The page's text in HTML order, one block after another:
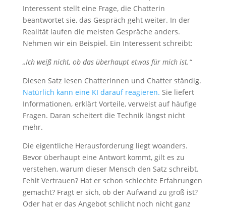
Interessent stellt eine Frage, die Chatterin
beantwortet sie, das Gespräch geht weiter. In der
Realität laufen die meisten Gespräche anders.
Nehmen wir ein Beispiel. Ein Interessent schreibt:
„Ich weiß nicht, ob das überhaupt etwas für mich ist.“
Diesen Satz lesen Chatterinnen und Chatter ständig.
Natürlich kann eine KI darauf reagieren. Sie liefert
Informationen, erklärt Vorteile, verweist auf häufige
Fragen. Daran scheitert die Technik längst nicht
mehr.
Die eigentliche Herausforderung liegt woanders.
Bevor überhaupt eine Antwort kommt, gilt es zu
verstehen, warum dieser Mensch den Satz schreibt.
Fehlt Vertrauen? Hat er schon schlechte Erfahrungen
gemacht? Fragt er sich, ob der Aufwand zu groß ist?
Oder hat er das Angebot schlicht noch nicht ganz